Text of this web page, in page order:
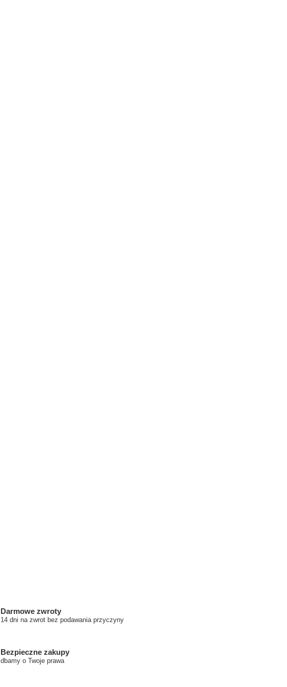
Darmowe zwroty
14 dni na zwrot bez podawania przyczyny
Bezpieczne zakupy
dbamy o Twoje prawa